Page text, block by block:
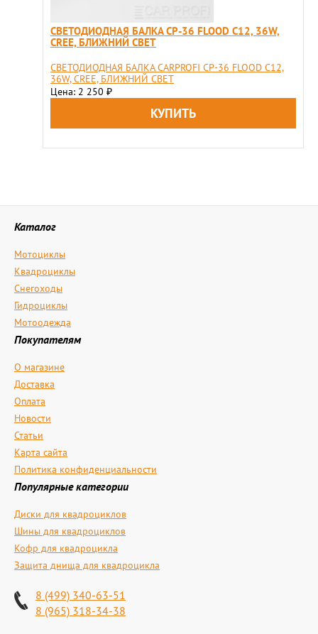
СВЕТОДИОДНАЯ БАЛКА CP-36 FLOOD C12, 36W,
CREE, БЛИЖНИЙ СВЕТ
СВЕТОДИОДНАЯ БАЛКА CARPROFI CP-36 FLOOD C12,
36W, CREE, БЛИЖНИЙ СВЕТ
Цена: 2 250 ₽
Каталог
Мотоциклы
Квадроциклы
Снегоходы
Гидроциклы
Мотоодежда
Покупателям
О магазине
Доставка
Оплата
Новости
Статьи
Карта сайта
Политика конфиденциальности
Популярные категории
Диски для квадроциклов
Шины для квадроциклов
Кофр для квадроцикла
Защита днища для квадроцикла
8 (499) 340-63-51
8 (965) 318-34-38